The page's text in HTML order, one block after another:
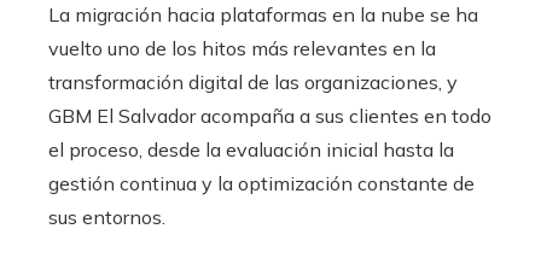
La migración hacia plataformas en la nube se ha
vuelto uno de los hitos más relevantes en la
transformación digital de las organizaciones, y
GBM El Salvador acompaña a sus clientes en todo
el proceso, desde la evaluación inicial hasta la
gestión continua y la optimización constante de
sus entornos.